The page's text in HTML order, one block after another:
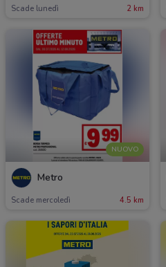
Scade lunedì 2 km
NUOVO
Metro
Scade mercoledì 4.5 km